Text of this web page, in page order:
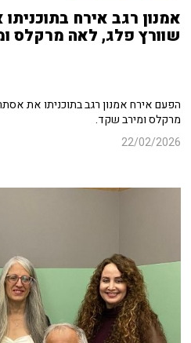
אמנון רגב אירח
שוורץ פלג, לאה מרקלס
הפעם אירח אמנון רגב בתוכניתו את
מרקלס ומירב שקד.
22/02/2026